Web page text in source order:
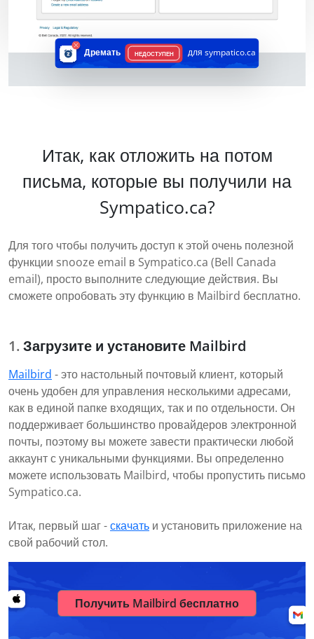
Дремать НЕДОСТУПЕН для sympatico.ca
Итак, как отложить на потом
письма, которые вы получили на
Sympatico.ca?
Для того чтобы получить доступ к этой очень полезной
функции snooze email в Sympatico.ca (Bell Canada
email), просто выполните следующие действия. Вы
сможете опробовать эту функцию в Mailbird бесплатно.
Загрузите и установите Mailbird
Mailbird - это настольный почтовый клиент, который
очень удобен для управления несколькими адресами,
как в единой папке входящих, так и по отдельности. Он
поддерживает большинство провайдеров электронной
почты, поэтому вы можете завести практически любой
аккаунт с уникальными функциями. Вы определенно
можете использовать Mailbird, чтобы пропустить письмо
Sympatico.ca.
Итак, первый шаг -скачать и установить приложение на
свой рабочий стол.
Получить Mailbird бесплатно